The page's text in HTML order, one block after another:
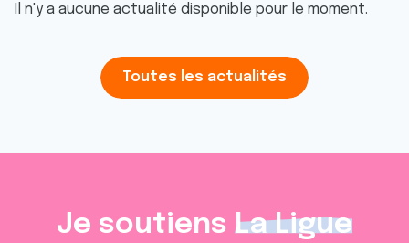
Il n'y a aucune actualité disponible pour le moment.
Toutes les actualités
Je soutiens La Ligue